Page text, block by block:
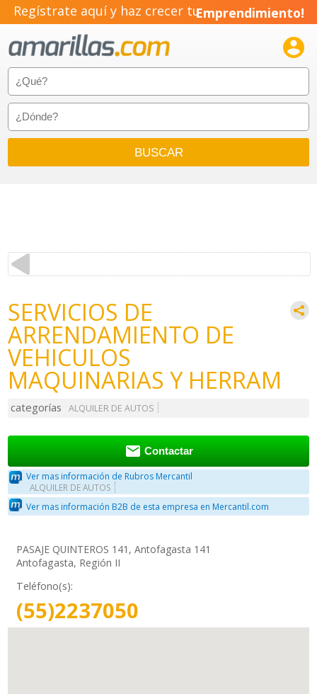
Regístrate aquí y haz crecer tuEmprendimiento!

SERVICIOS DE
ARRENDAMIENTO DE
VEHICULOS
MAQUINARIAS Y HERRAM
categorías ALQUILER DE AUTOS
 Contactar
Ver mas información de Rubros Mercantil
ALQUILER DE AUTOS
Ver mas información B2B de esta empresa en Mercantil.com
PASAJE QUINTEROS 141, Antofagasta 141
Antofagasta, Región II
Teléfono(s):
(55)2237050